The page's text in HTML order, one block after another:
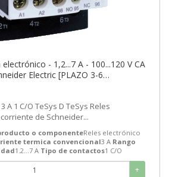
- 1,2...7 A - 100...120 V CA
Electric [PLAZO 3-6
A 1 C/O TeSys D TeSys Reles
de Schneider...
o componenteReles electrónico
termica convencional3 A Rango
1.2…7 A Tipo de contactos1 C/O
+